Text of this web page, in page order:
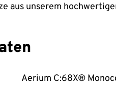
aus unserem
Aerium C:68X®